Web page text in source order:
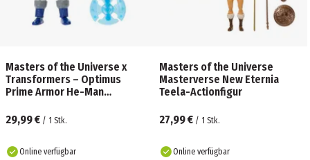
Masters of the Universe x
Transformers – Optimus
Prime Armor He-Man
29,99 € / 1 Stk.
Online verfügbar
Masters of the Universe
Masterverse New Eternia
Teela-Actionfigur
27,99 € / 1 Stk.
Online verfügbar